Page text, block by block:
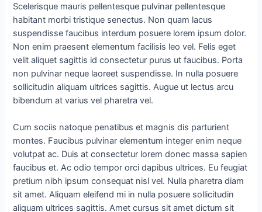
Scelerisque mauris pellentesque pulvinar pellentesque
habitant morbi tristique senectus. Non quam lacus
suspendisse faucibus interdum posuere lorem ipsum dolor.
Non enim praesent elementum facilisis leo vel. Felis eget
velit aliquet sagittis id consectetur purus ut faucibus. Porta
non pulvinar neque laoreet suspendisse. In nulla posuere
sollicitudin aliquam ultrices sagittis. Augue ut lectus arcu
bibendum at varius vel pharetra vel.
Cum sociis natoque penatibus et magnis dis parturient
montes. Faucibus pulvinar elementum integer enim neque
volutpat ac. Duis at consectetur lorem donec massa sapien
faucibus et. Ac odio tempor orci dapibus ultrices. Eu feugiat
pretium nibh ipsum consequat nisl vel. Nulla pharetra diam
sit amet. Aliquam eleifend mi in nulla posuere sollicitudin
aliquam ultrices sagittis. Amet cursus sit amet dictum sit